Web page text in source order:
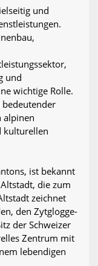
und
und
wichtige Rolle.
alpinen
kulturellen
ist bekannt
die zum
zeichnet
den Zytglogge-
der Schweizer
Zentrum mit
lebendigen